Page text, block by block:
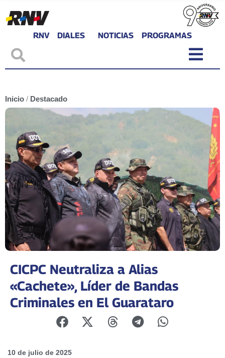
RNV DIALES NOTICIAS PROGRAMAS
Inicio / Destacado
CICPC Neutraliza a Alias
«Cachete», Líder de Bandas
Criminales en El Guarataro
10 de julio de 2025